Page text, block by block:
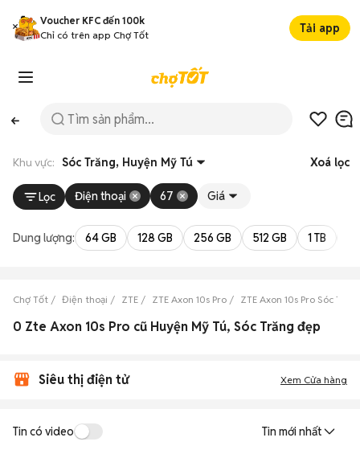
Voucher KFC đến 100k
Chỉ có trên app Chợ Tốt
Tải app
Khu vực: Sóc Trăng, Huyện Mỹ Tú Xoá lọc
Lọc Điện thoại 67 Giá
Dung lượng: 64 GB 128 GB 256 GB 512 GB 1 TB
Chợ Tốt Điện thoại ZTE ZTE Axon 10s Pro ZTE Axon 10s Pro Sóc
0 Zte Axon 10s Pro cũ Huyện Mỹ Tú, Sóc Trăng đẹp
Siêu thị điện tử Xem Cửa hàng
Tin có video Tin mới nhất